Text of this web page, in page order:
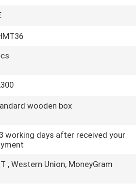
wooden box
working days after received your
, Western Union, MoneyGram